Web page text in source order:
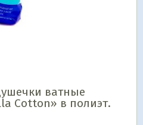
ватные
Cotton» в полиэт.